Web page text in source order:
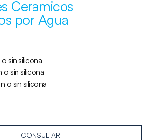
Ceramicos
por Agua
sin silicona
sin silicona
o sin silicona
CONSULTAR